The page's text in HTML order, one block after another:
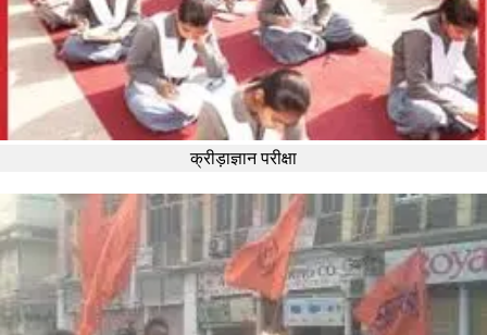
क्रीड़ाज्ञान परीक्षा